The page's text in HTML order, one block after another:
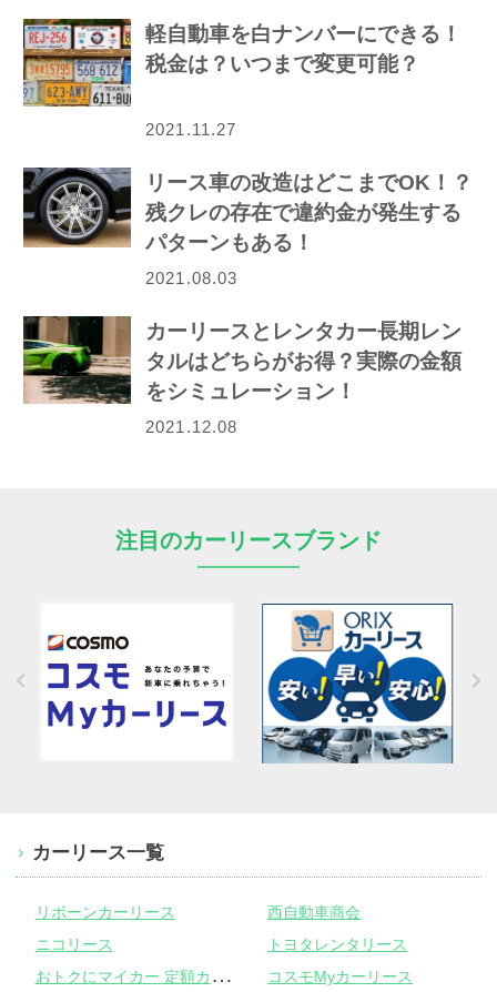
軽自動車を白ナンバーにできる！
税金は？いつまで変更可能？
2021.11.27
リース車の改造はどこまでOK！？
残クレの存在で違約金が発生する
パターンもある！
2021.08.03
カーリースとレンタカー長期レン
タルはどちらがお得？実際の金額
をシミュレーション！
2021.12.08
注目のカーリースブランド
カーリース一覧
リボーンカーリース
西自動車商会
ニコリース
トヨタレンタリース
お
トクにマイカー 定額カルモくん
コスモMyカーリース